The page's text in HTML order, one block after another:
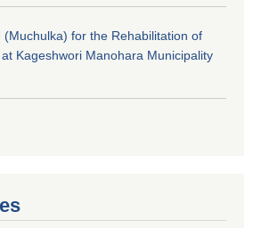
(Muchulka) for the Rehabilitation of
Kageshwori Manohara Municipality